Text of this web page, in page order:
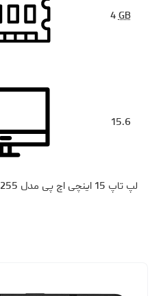
4GB
15.6
لپ تاپ 15 اینچی اچ پی مدل 255 G3